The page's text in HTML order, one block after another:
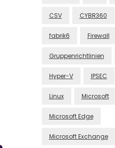
CSV CYBR360
fabrik6 Firewall
Gruppenrichtlinien
Hyper-V IPSEC
Linux Microsoft
Microsoft Edge
Microsoft Exchange